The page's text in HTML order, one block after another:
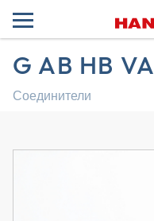
G AB HB VA
Соединители